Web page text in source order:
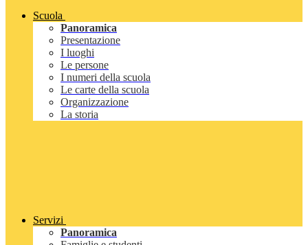
Scuola
Panoramica
Presentazione
I luoghi
Le persone
I numeri della scuola
Le carte della scuola
Organizzazione
La storia
Servizi
Panoramica